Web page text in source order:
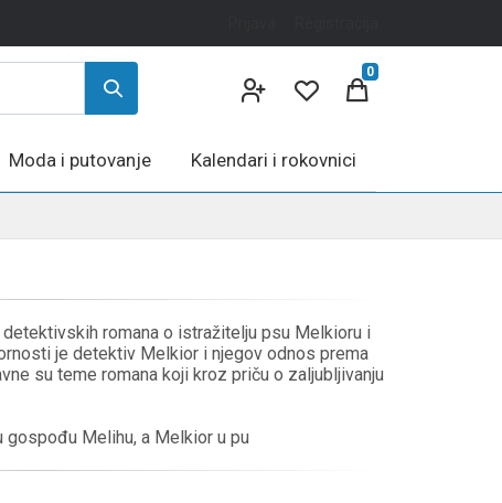
0
Moda i putovanje Kalendari i rokovnici
romana o istražitelju psu Melkioru i
je detektiv Melkior i njegov odnos prema
su teme romana koji kroz priču o zaljubljivanju
Melihu, a Melkior u pu